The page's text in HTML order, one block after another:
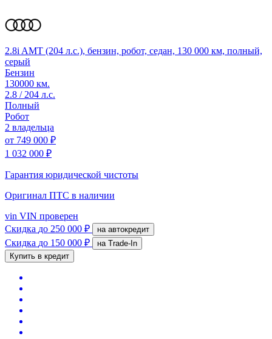
2.8i AMT (204 л.с.), бензин, робот, седан, 130 000 км, полный,
серый
Бензин
130000 км.
2.8 / 204 л.с.
Полный
Робот
2 владельца
от 749 000 ₽
1 032 000 ₽
Гарантия юридической чистоты
Оригинал ПТС в наличии
vin VIN проверен
Скидка до 250 000 ₽ на автокредит
Скидка до 150 000 ₽
на Trade-In
Купить в кредит